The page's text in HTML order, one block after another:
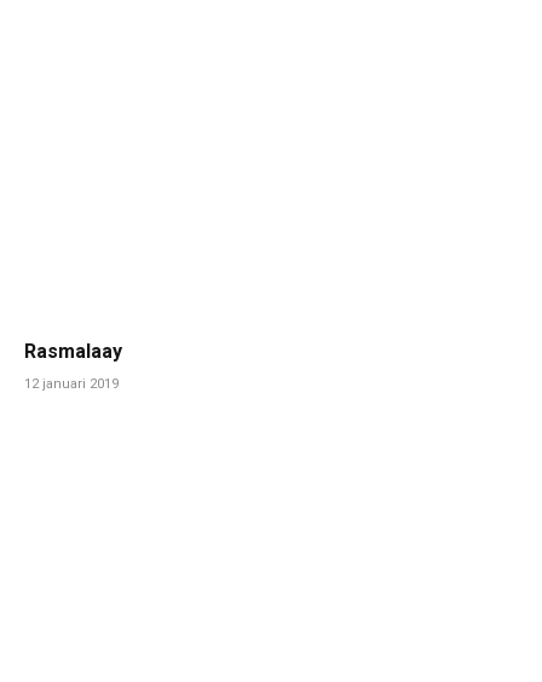
Rasmalaay
12 januari 2019